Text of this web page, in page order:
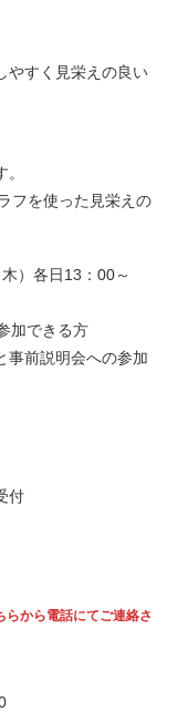
やすく見栄えの良い
フを使った見栄えの
）各日13：00～
加できる方
説明会への参加
付
から電話にてご連絡さ